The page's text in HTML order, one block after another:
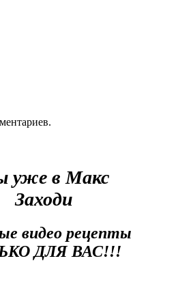
уже в Макс
Заходи
видео рецепты
ДЛЯ ВАС!!!